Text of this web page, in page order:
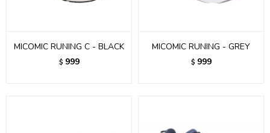
MICOMIC RUNING C - BLACK
$ 999
MICOMIC RUNING - GREY
$ 999